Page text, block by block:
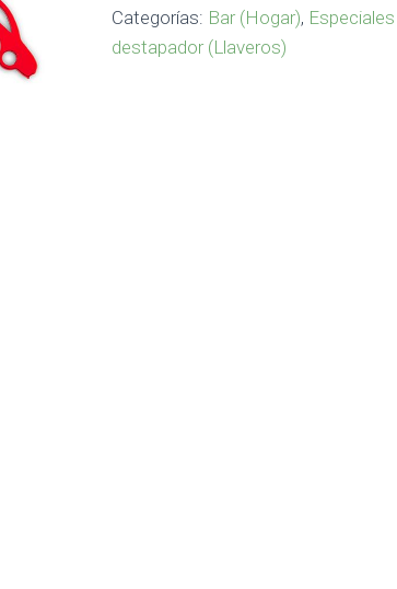
Categorías: Bar (Hogar),
destapador (Llaveros)